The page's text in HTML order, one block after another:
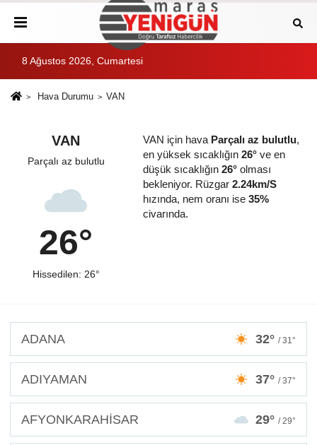
8 Ağustos 2026, Cumartesi
Hava Durumu VAN
VAN
Parçalı az bulutlu
26°
Hissedilen: 26°
VAN için hava Parçalı az bulutlu,
en yüksek sıcaklığın 26°ve en
düşük sıcaklığın 26°olması
bekleniyor. Rüzgar 2.24km/S
hızında, nem oranı ise 35%
civarında.
ADANA 32° / 31°
ADIYAMAN 37° / 37°
AFYONKARAHİSAR 29° / 29°